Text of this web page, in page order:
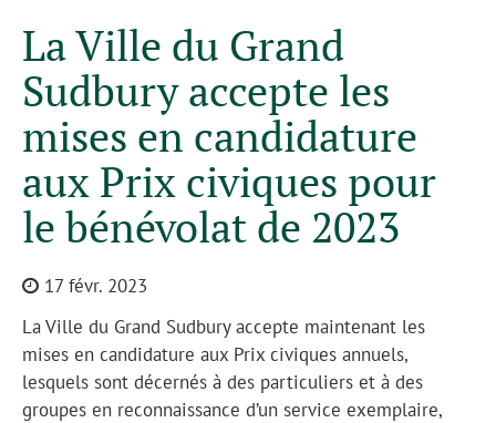
La Ville du Grand
Sudbury accepte les
mises en candidature
aux Prix civiques pour
le bénévolat de 2023
17 févr. 2023
La Ville du Grand Sudbury accepte maintenant les
mises en candidature aux Prix civiques annuels,
lesquels sont décernés à des particuliers et à des
groupes en reconnaissance d’un service exemplaire,